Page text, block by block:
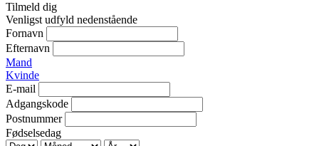
Tilmeld dig
Venligst udfyld nedenstående
Fornavn
Efternavn
Mand
Kvinde
E-mail
Adgangskode
Postnummer
Fødselsedag